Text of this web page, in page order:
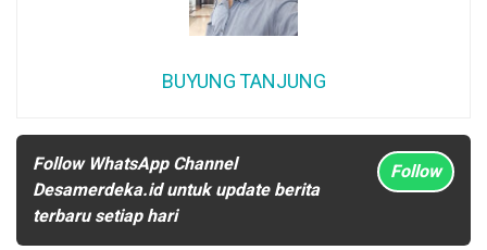
BUYUNG TANJUNG
Follow WhatsApp Channel
Desamerdeka.id untuk update berita
terbaru setiap hari
Follow